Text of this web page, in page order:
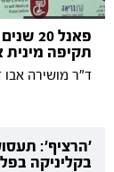
פאנל
תקיפה מינית
ד"ר מושירה אבו דיא:
'הרציף':
בקליניקה